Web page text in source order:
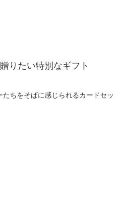
りたい特別なギフト
たちをそばに感じられるカードセ